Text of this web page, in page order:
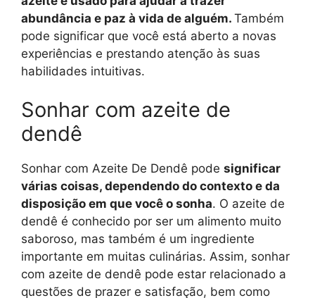
abundância e paz à vida de alguém. Também
pode significar que você está aberto a novas
experiências e prestando atenção às suas
habilidades intuitivas.
Sonhar com azeite de
dendê
Sonhar com Azeite De Dendê pode significar
várias coisas, dependendo do contexto e da
disposição em que você o sonha. O azeite de
dendê é conhecido por ser um alimento muito
saboroso, mas também é um ingrediente
importante em muitas culinárias. Assim, sonhar
com azeite de dendê pode estar relacionado a
questões de prazer e satisfação, bem como